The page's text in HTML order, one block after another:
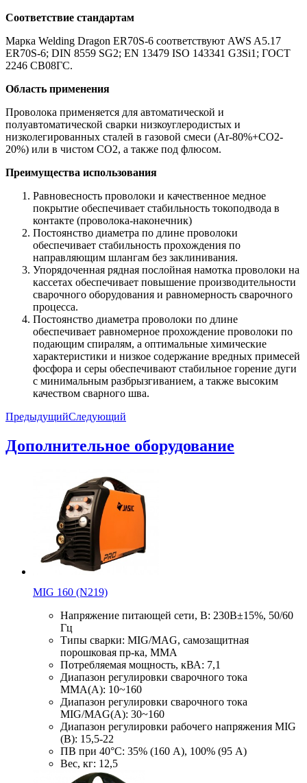
Соответствие стандартам
Марка Welding Dragon ER70S-6 соответствуют AWS A5.17
ER70S-6; DIN 8559 SG2; EN 13479 ISO 143341 G3Si1; ГОСТ
2246 СВ08ГС.
Область применения
Проволока применяется для автоматической и
полуавтоматической сварки низкоуглеродистых и
низколегированных сталей в газовой смеси (Ar-80%+CO2-
20%) или в чистом СО2, а также под флюсом.
Преимущества использования
Равновесность проволоки и качественное медное
покрытие обеспечивает стабильность токоподвода в
контакте (проволока-наконечник)
Постоянство диаметра по длине проволоки
обеспечивает стабильность прохождения по
направляющим шлангам без заклинивания.
Упорядоченная рядная послойная намотка проволоки на
кассетах обеспечивает повышение производительности
сварочного оборудования и равномерность сварочного
процесса.
Постоянство диаметра проволоки по длине
обеспечивает равномерное прохождение проволоки по
подающим спиралям, а оптимальные химические
характеристики и низкое содержание вредных примесей
фосфора и серы обеспечивают стабильное горение дуги
с минимальным разбрызгиванием, а также высоким
качеством сварного шва.
ПредыдущийСледующий
Дополнительное оборудование
MIG 160 (N219)
Напряжение питающей сети, В: 230В±15%, 50/60
Гц
Типы сварки: MIG/MAG, самозащитная
порошковая пр-ка, MMA
Потребляемая мощность, кВА: 7,1
Диапазон регулировки сварочного тока
ММА(А): 10~160
Диапазон регулировки сварочного тока
MIG/MAG(А): 30~160
Диапазон регулировки рабочего напряжения MIG
(В): 15,5-22
ПВ при 40°С: 35% (160 A), 100% (95 А)
Вес, кг: 12,5